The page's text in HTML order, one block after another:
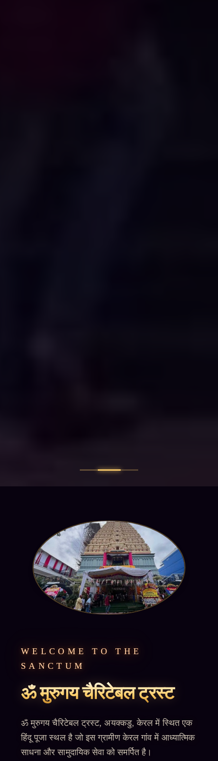
WELCOME TO THE
SANCTUM
ॐ मुरुगय चैरिटेबल ट्रस्ट
ॐ मुरुगय चैरिटेबल ट्रस्ट, अयक्कडु, केरल में स्थित एक
हिंदू पूजा स्थल है जो इस ग्रामीण केरल गांव में आध्यात्मिक
साधना और सामुदायिक सेवा को समर्पित है।